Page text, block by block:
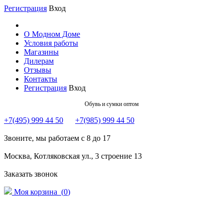
Регистрация Вход
О Модном Доме
Условия работы
Магазины
Дилерам
Отзывы
Контакты
Регистрация Вход
Обувь и сумки оптом
+7(495) 999 44 50 +7(985) 999 44 50
Звоните, мы работаем с 8 до 17
Москва, Котляковская ул., 3 строение 13
Заказать звонок
Моя корзина (0)